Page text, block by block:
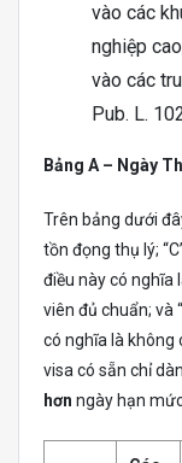
vào các
nghiệp
vào các
Pub. L.
Bảng A – Ngày
Trên bảng dưới
tồn đọng thụ lý;
điều này có nghĩa
viên đủ chuẩn; và
có nghĩa là không
visa có sẵn chỉ
hơn ngày hạn